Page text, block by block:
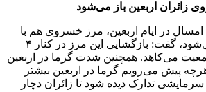
زائران اربعین باز می‌شود
امسال در ایام اربعین، مرز خسروی هم با
پیگیری‌ها بازگشایی می‌شود، گفت: بازگشایی این مرز در کنار ۴
می‌کاهد. همچنین شدت گرما در اربعین
پیش می‌رویم گرما در اربعین بیشتر
تدارک دیده شود تا زائران دچار